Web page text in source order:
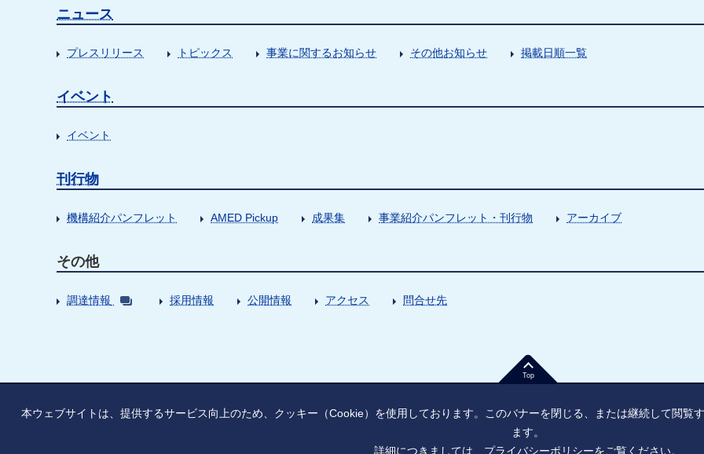
ニュース
プレスリリース トピックス 事業に関するお知らせ その他お知らせ 掲載日順一覧
イベント
イベント
刊行物
機構紹介パンフレット AMED Pickup 成果集 事業紹介パンフレット・刊行物 アーカイブ
その他
調達情報 採用情報 公開情報 アクセス 問合せ先
Top
本ウェブサイトは、提供するサービス向上のため、クッキー（Cookie）を使用しております。このバナーを閉じる、または継続して閲覧
ます。
詳細につきましては、 プライバシーポリシーをご覧ください。